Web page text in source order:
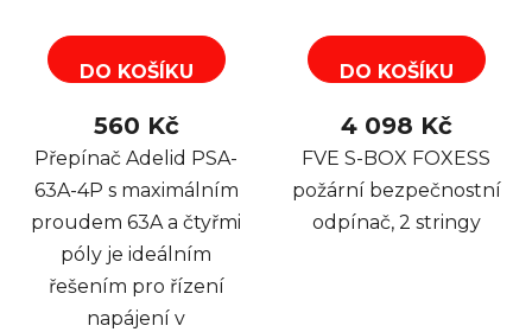
DO KOŠÍKU
560 Kč
Přepínač Adelid PSA-
63A-4P s maximálním
proudem 63A a čtyřmi
póly je ideálním
řešením pro řízení
napájení v
DO KOŠÍKU
4 098 Kč
FVE S-BOX FOXESS
požární bezpečnostní
odpínač, 2 stringy